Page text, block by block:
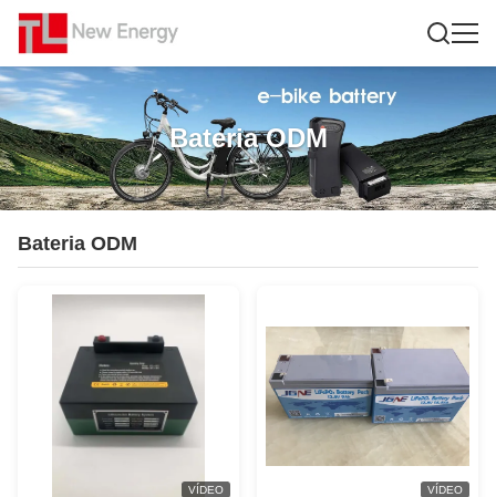
Bateria ODM
Bateria ODM
VÍDEO VÍDEO